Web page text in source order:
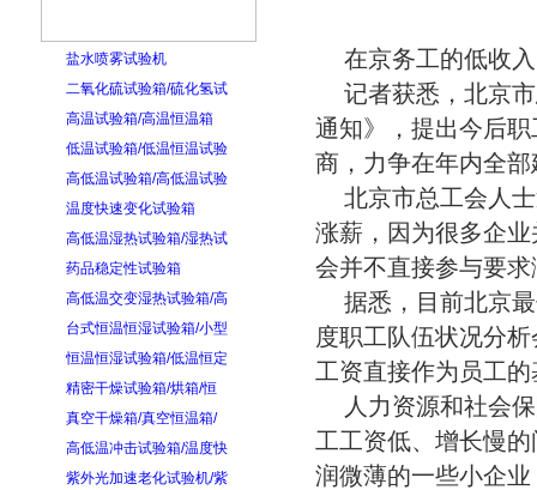
盐水喷雾试验机
二氧化硫试验箱/硫化氢试
高温试验箱/高温恒温箱
低温试验箱/低温恒温试验
高低温试验箱/高低温试验
温度快速变化试验箱
高低温湿热试验箱/湿热试
药品稳定性试验箱
高低温交变湿热试验箱/高
台式恒温恒湿试验箱/小型
恒温恒湿试验箱/低温恒定
精密干燥试验箱/烘箱/恒
真空干燥箱/真空恒温箱/
高低温冲击试验箱/温度快
紫外光加速老化试验机/紫
在京务工的低收
记者获悉，北京
通知》，提出今后
商，力争在年内全
北京市总工会人
涨薪，因为很多企
会并不直接参与要
据悉，目前北京
度职工队伍状况分
工资直接作为员工
人力资源和社会
工工资低、增长慢
润微薄的一些小企